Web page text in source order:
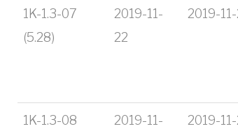
1K-1.3-07
(5.28)
2019-11-
22
2019-
1K-1.3-08
2019-11-
2019-